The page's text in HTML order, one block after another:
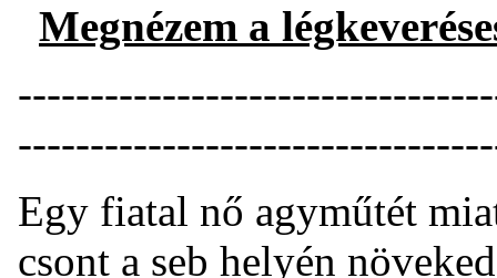
Megnézem a
Egy fiatal nő agyműtét
csont a seb helyén